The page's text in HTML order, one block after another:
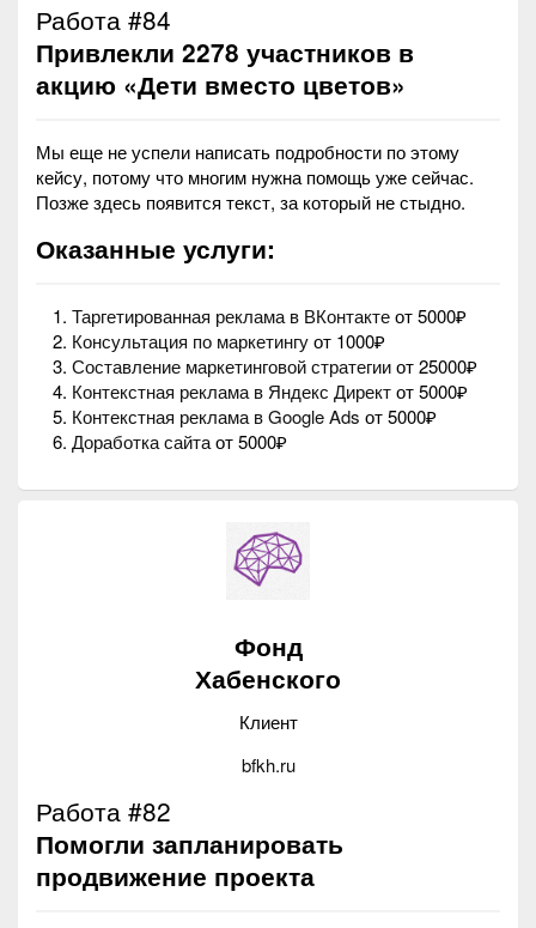
Работа #84
Привлекли 2278 участников в
акцию «Дети вместо цветов»
Мы еще не успели написать подробности по этому
кейсу, потому что многим нужна помощь уже сейчас.
Позже здесь появится текст, за который не стыдно.
Оказанные услуги:
Таргетированная реклама в ВКонтактеот 5000₽
Консультация по маркетингуот 1000₽
Составление маркетинговой стратегииот 25000₽
Контекстная реклама в Яндекс Директот 5000₽
Контекстная реклама в Google Ads от 5000₽
Доработка сайтаот 5000₽
Фонд
Хабенского
Клиент
bfkh.ru
Работа #82
Помогли запланировать
продвижение проекта